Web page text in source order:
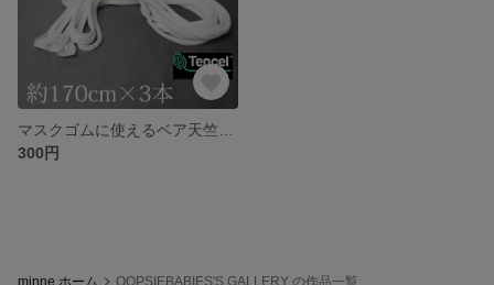
300円
minne ホーム OOPSIEBABIES'S GALLERY の作品一覧